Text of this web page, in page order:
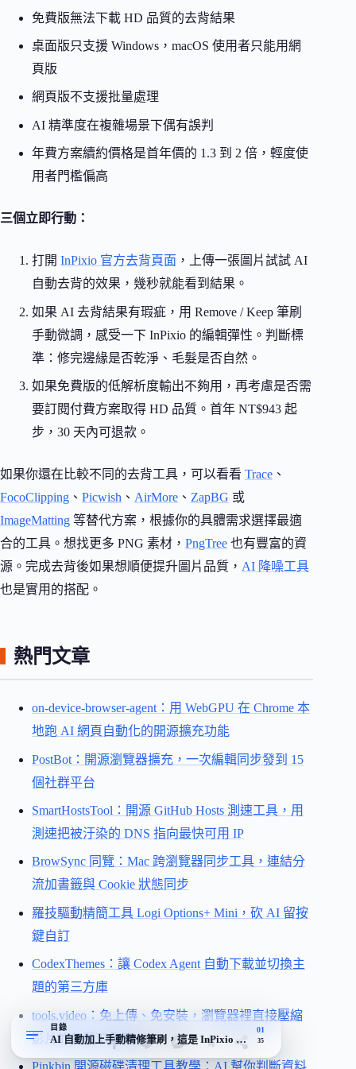
免費版無法下載 HD 品質的去背結果
桌面版只支援 Windows，macOS 使用者只能用網
頁版
網頁版不支援批量處理
AI 精準度在複雜場景下偶有誤判
年費方案續約價格是首年價的 1.3 到 2 倍，輕度使
用者門檻偏高
三個立即行動：
打開 InPixio 官方去背頁面 ，上傳一張圖片試試 AI
自動去背的效果，幾秒就能看到結果。
如果 AI 去背結果有瑕疵，用 Remove / Keep 筆刷
手動微調，感受一下 InPixio 的編輯彈性。判斷標
準：修完邊緣是否乾淨、毛髮是否自然。
如果免費版的低解析度輸出不夠用，再考慮是否需
要訂閱付費方案取得 HD 品質。首年 NT$943 起
步，30 天內可退款。
如果你還在比較不同的去背工具，可以看看 Trace 、
FocoClipping 、 Picwish 、 AirMore 、 ZapBG 或
ImageMatting 等替代方案，根據你的具體需求選擇最適
合的工具。想找更多 PNG 素材， PngTree 也有豐富的資
源。完成去背後如果想順便提升圖片品質， AI 降噪工具
也是實用的搭配。
熱門文章
on-device-browser-agent：用 WebGPU 在 Chrome 本
地跑 AI 網頁自動化的開源擴充功能
PostBot：開源瀏覽器擴充，一次編輯同步發到 15
個社群平台
SmartHostsTool：開源 GitHub Hosts 測速工具，用
測速把被汙染的 DNS 指向最快可用 IP
BrowSync 同覽：Mac 跨瀏覽器同步工具，連結分
流加書籤與 Cookie 狀態同步
羅技驅動精簡工具 Logi Options+ Mini，砍 AI 留按
鍵自訂
CodexThemes：讓 Codex Agent 自動下載並切換主
題的第三方庫
tools.video：免上傳、免安裝，瀏覽器裡直接壓縮
影片的免費工具箱
Pinkbin 開源磁碟清理工具教學：AI 幫你判斷資料
目錄
AI 自動加上手動精修筆刷，這是 InPixio 沒被取代的理由
01
35